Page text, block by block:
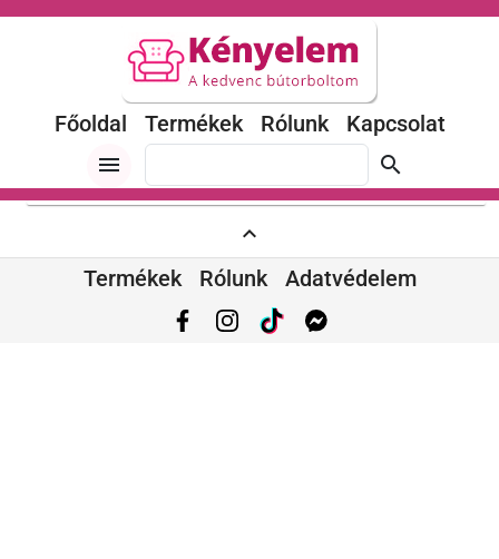
Főoldal Termékek Rólunk
Kapcsolat
menu
search
expand_less
Termékek
Rólunk Adatvédelem